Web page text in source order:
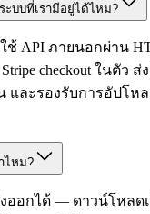
ะบบที่เรามีอยู่ได้ไหม?
API ภายนอกผ่าน
checkout ในตัว
และรองรับการอัปโห
ไหม?
ออกได้ — ดาวน์โหลด